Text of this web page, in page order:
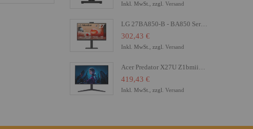
Inkl. MwSt., zzgl. Versand
302,43 €
Inkl. MwSt., zzgl. Versand
Acer Predator X27U Z1bmiiprx - X Series - OLED-Monitor - Gaming - 68.6 cm (27")
419,43 €
Inkl. MwSt., zzgl. Versand